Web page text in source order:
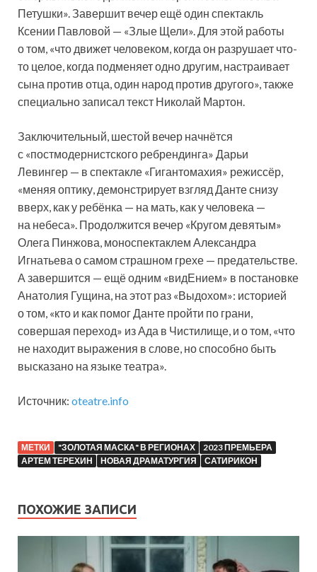
Петушки». Завершит вечер ещё один спектакль
Ксении Павловой — «Злые Щели». Для этой работы
о том, «что движет человеком, когда он разрушает что-
то целое, когда подменяет одно другим, настраивает
сына против отца, один народ против другого», также
специально записал текст Николай Мартон.
Заключительный, шестой вечер начнётся
с «постмодернистского ребрендинга» Дарьи
Левингер — в спектакле «Гигантомахия» режиссёр,
«меняя оптику, демонстрирует взгляд Данте снизу
вверх, как у ребёнка — на мать, как у человека —
на небеса». Продолжится вечер «Кругом девятым»
Олега Пинжова, моноспектаклем Александра
Игнатьева о самом страшном грехе — предательстве.
А завершится — ещё одним «видЕнием» в постановке
Анатолия Гущина, на этот раз «Выдохом»: историей
о том, «кто и как помог Данте пройти по грани,
совершая переход» из Ада в Чистилище, и о том, «что
не находит выражения в слове, но способно быть
высказано на языке театра».
Источник: oteatre.info
МЕТКИ "ЗОЛОТАЯ МАСКА" В РЕГИОНАХ
2023 ПРЕМЬЕРА
АРТЕМ ТЕРЕХИН
НОВАЯ ДРАМАТУРГИЯ САТИРИКОН
ПОХОЖИЕ ЗАПИСИ